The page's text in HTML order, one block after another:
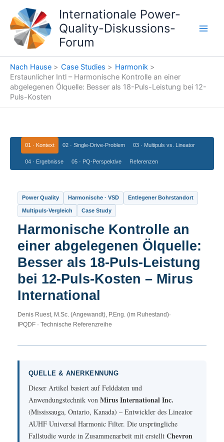
zum
Inhalt
Internationale Power-
Quality-Diskussions-
Forum
Nach Hause Case Studies
Harmonik
Erstaunlicher Intl – Harmonische Kontrolle an einer
abgelegenen Ölquelle: Besser als 18-Puls-Leistung bei 12-
Puls-Kosten
01 · Kontext 02 · Single-Drive-Problem 03 · Multipuls vs. Lineator
04 · Ergebnisse 05 · PQ-Perspektive Referenzen
Power Quality Harmonische · VSD Entlegener Bohrstandort
Multipuls-Vergleich Case Study
Harmonische Kontrolle an
einer abgelegenen Ölquelle:
Besser als 18-Puls-Leistung
bei 12-Puls-Kosten – Mirus
International
Denis Ruest, M.Sc. (Angewandt), P.Eng. (im Ruhestand)·
IPQDF · Technische Referenzreihe
QUELLE & ANERKENNUNG
Dieser Artikel basiert auf Felddaten und
Anwendungstechnik von Mirus International Inc.
(Mississauga, Ontario, Kanada) – Entwickler des Lineator
AUHF Universal Harmonic Filter. Die ursprüngliche
Fallstudie wurde in Zusammenarbeit mit erstellt Chevron